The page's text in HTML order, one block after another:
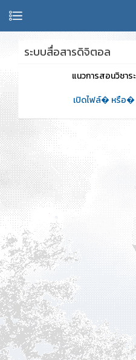
ระบบสื่อสารดิจิตอล
แนวการสอนวิชา
เปิดไฟล์� หรือ�